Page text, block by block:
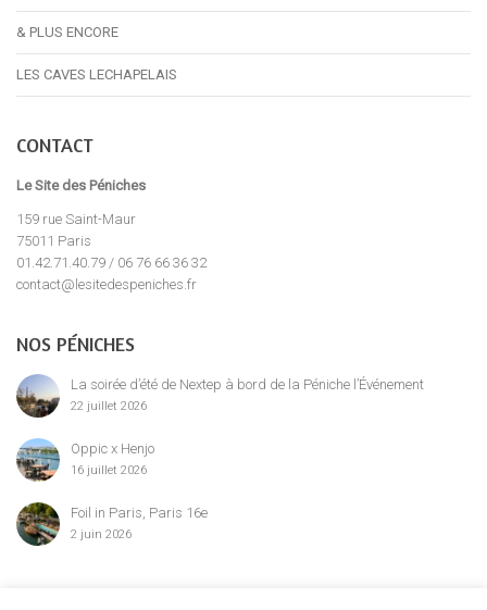
& PLUS ENCORE
LES CAVES LECHAPELAIS
CONTACT
Le Site des Péniches
159 rue Saint-Maur
75011 Paris
01.42.71.40.79 / 06 76 66 36 32
contact@lesitedespeniches.fr
NOS PÉNICHES
La soirée d’été de Nextep à bord de la Péniche l’Événement
22 juillet 2026
Oppic x Henjo
16 juillet 2026
Foil in Paris, Paris 16e
2 juin 2026